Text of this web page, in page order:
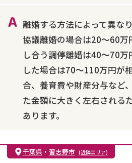
離婚する方法によって異な
協議離婚の場合は20～60万
し合う調停離婚は40～70
した場合は70～110万円が
合、養育費や財産分与など
た金額に大きく左右される
あります。
千葉県 ・ 習志野市 (近隣エリア)